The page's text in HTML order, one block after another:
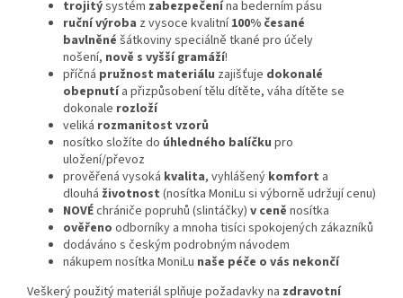
trojitýsystém zabezpečenína bederním pásu
ruční výroba z vysoce kvalitní 100% česané
bavlněné šátkoviny speciálně tkané pro účely
nošení, nově s vyšší gramáží!
příčná pružnost materiálu zajišťuje dokonalé
obepnutí a přizpůsobení tělu dítěte, váha dítěte se
dokonale rozloží
veliká rozmanitost vzorů
nosítko složíte do úhledného balíčku pro
uložení/převoz
prověřená vysoká kvalita, vyhlášený komfort a
dlouhá životnost (nosítka MoniLu si výborně udržují cenu)
NOVÉchrániče popruhů (slintáčky) v ceně nosítka
ověřeno odborníky a mnoha tisíci spokojených zákazníků
dodáváno s českým podrobným návodem
nákupem nosítka MoniLu naše péče o vás nekončí
Veškerý použitý materiál splňuje požadavky na zdravotní